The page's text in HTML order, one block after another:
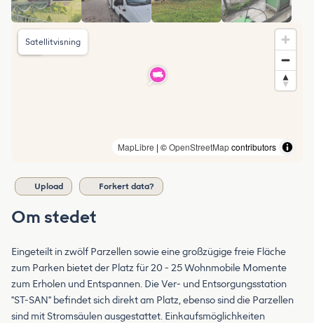
MapLibre | ©OpenStreetMapcontributors
Satellitvisning
Upload Forkert data?
Om stedet
Eingeteilt in zwölf Parzellen sowie eine großzügige freie Fläche
zum Parken bietet der Platz für 20 - 25 Wohnmobile Momente
zum Erholen und Entspannen. Die Ver- und Entsorgungsstation
"ST-SAN" befindet sich direkt am Platz, ebenso sind die Parzellen
sind mit Stromsäulen ausgestattet. Einkaufsmöglichkeiten